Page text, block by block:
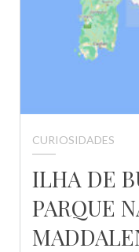
CURIOSIDADES
ILHA DE
PARQUE